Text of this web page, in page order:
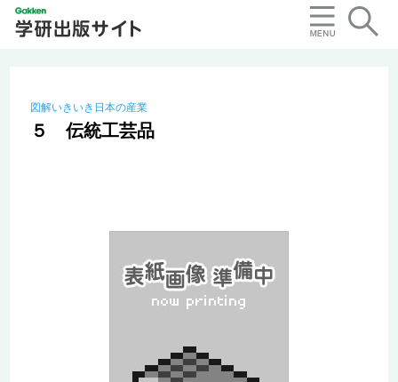
図解いきいき日本の産業
５ 伝統工芸品